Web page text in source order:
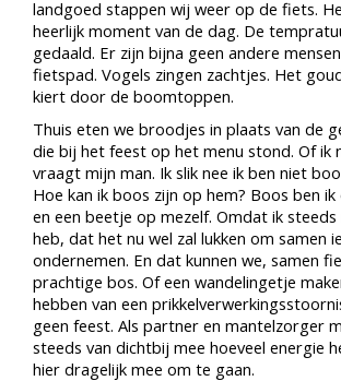
landgoed stappen wij weer op de fiets.
heerlijk moment van de dag. De
gedaald. Er zijn bijna geen andere
fietspad. Vogels zingen zachtjes. Het
kiert door de boomtoppen.
Thuis eten we broodjes in plaats van de
die bij het feest op het menu stond. Of ik
vraagt mijn man. Ik slik nee ik ben niet
Hoe kan ik boos zijn op hem? Boos ben
en een beetje op mezelf. Omdat ik
heb, dat het nu wel zal lukken om samen
ondernemen. En dat kunnen we, samen
prachtige bos. Of een wandelingetje
hebben van een
geen feest. Als partner en mantelzorger
steeds van dichtbij mee hoeveel energie
hier dragelijk mee om te gaan.